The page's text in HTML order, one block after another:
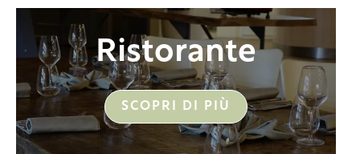
Ristorante
SCOPRI DI PIÙ